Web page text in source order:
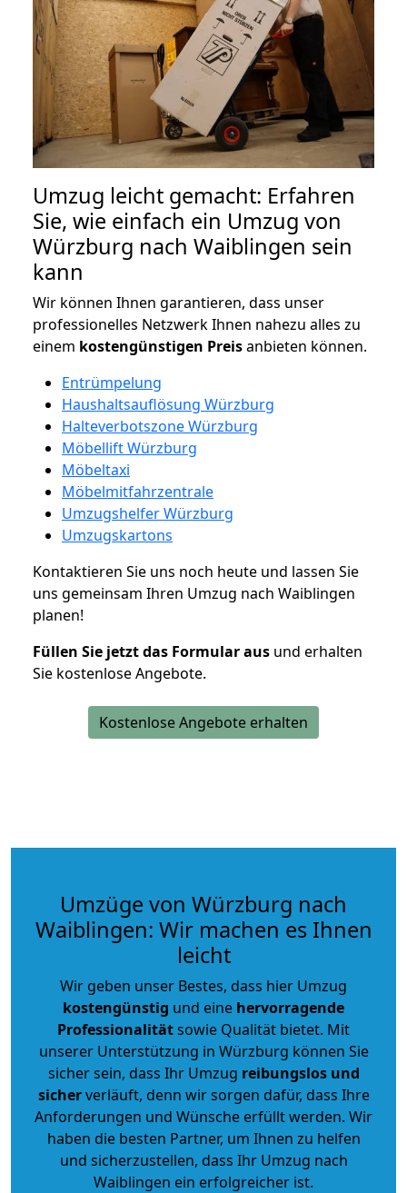
Umzug leicht gemacht: Erfahren
Sie, wie einfach ein Umzug von
Würzburg nach Waiblingen sein
kann
Wir können Ihnen garantieren, dass unser
professionelles Netzwerk Ihnen nahezu alles zu
einem kostengünstigen Preisanbieten können.
Entrümpelung
Haushaltsauflösung Würzburg
Halteverbotszone Würzburg
Möbellift Würzburg
Möbeltaxi
Möbelmitfahrzentrale
Umzugshelfer Würzburg
Umzugskartons
Kontaktieren Sie uns noch heute und lassen Sie
uns gemeinsam Ihren Umzug nach Waiblingen
planen!
Füllen Sie jetzt das Formular aus und erhalten
Sie kostenlose Angebote.
Kostenlose Angebote erhalten
Umzüge von Würzburg nach
Waiblingen: Wir machen es Ihnen
leicht
Wir geben unser Bestes, dass hier Umzug
kostengünstig und eine hervorragende
Professionalitätsowie Qualität bietet. Mit
unserer Unterstützung in Würzburg können Sie
sicher sein, dass Ihr Umzug reibungslos und
sicherverläuft, denn wir sorgen dafür, dass Ihre
Anforderungen und Wünsche erfüllt werden. Wir
haben die besten Partner, um Ihnen zu helfen
und sicherzustellen, dass Ihr Umzug nach
Waiblingen ein erfolgreicher ist.